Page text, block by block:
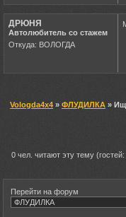
ДРЮНЯ
Автолюбитель со стажем
Откуда: ВОЛОГДА
Vologda4x4 » ФЛУДИЛКА »
0 чел. читают эту тему
Перейти на форум